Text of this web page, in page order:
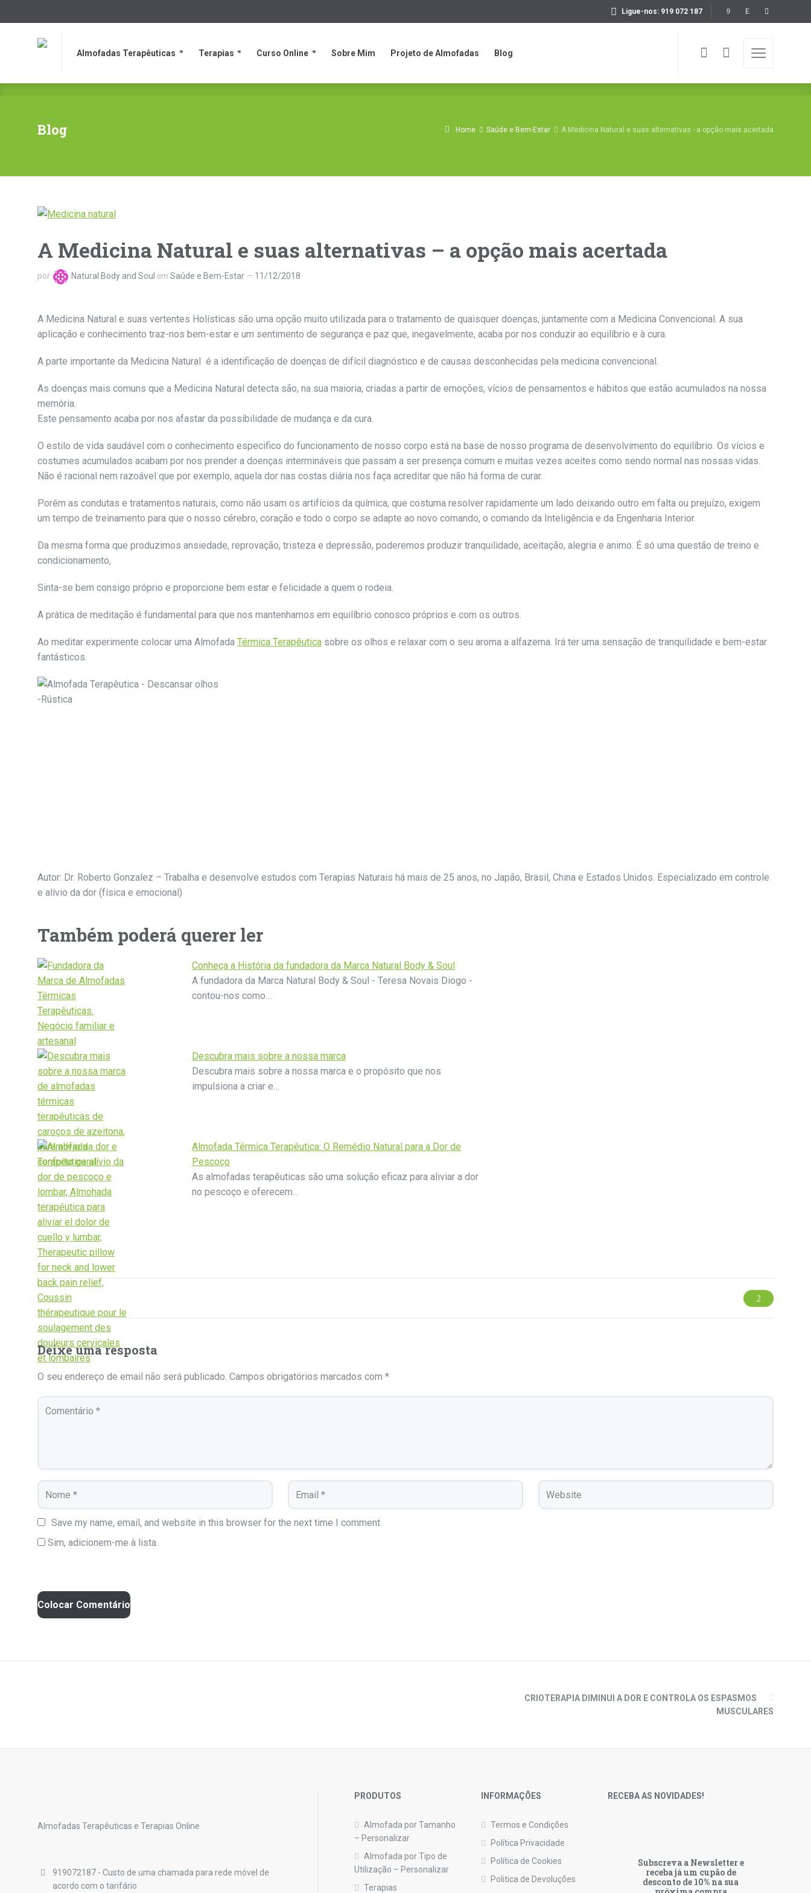
Ligue-nos: 919 072 187
Almofadas Terapêuticas Terapias Curso Online Sobre Mim Projeto de Almofadas Blog
Blog Home Saúde e Bem-Estar A Medicina Natural e suas alternativas - a opção mais acertada
A Medicina Natural e suas alternativas – a opção mais acertada
por Natural Body and Soul em Saúde e Bem-Estar 11/12/2018
A Medicina Natural e suas vertentes Holísticas são uma opção muito utilizada para o tratamento de quaisquer doenças, juntamente com a Medicina Convencional. A sua
aplicação e conhecimento traz-nos bem-estar e um sentimento de segurança e paz que, inegavelmente, acaba por nos conduzir ao equilíbrio e à cura.
A parte importante da Medicina Natural é a identificação de doenças de difícil diagnóstico e de causas desconhecidas pela medicina convencional.
As doenças mais comuns que a Medicina Natural detecta são, na sua maioria, criadas a partir de emoções, vícios de pensamentos e hábitos que estão acumulados na nossa
memória.
Este pensamento acaba por nos afastar da possibilidade de mudança e da cura.
O estilo de vida saudável com o conhecimento especifico do funcionamento de nosso corpo está na base de nosso programa de desenvolvimento do equilíbrio. Os vícios e
costumes acumulados acabam por nos prender a doenças intermináveis que passam a ser presença comum e muitas vezes aceites como sendo normal nas nossas vidas.
Não é racional nem razoável que por exemplo, aquela dor nas costas diária nos faça acreditar que não há forma de curar.
Porém as condutas e tratamentos naturais, como não usam os artifícios da química, que costuma resolver rapidamente um lado deixando outro em falta ou prejuízo, exigem
um tempo de treinamento para que o nosso cérebro, coração e todo o corpo se adapte ao novo comando, o comando da Inteligência e da Engenharia Interior.
Da mesma forma que produzimos ansiedade, reprovação, tristeza e depressão, poderemos produzir tranquilidade, aceitação, alegria e animo. É só uma questão de treino e
condicionamento,
Sinta-se bem consigo próprio e proporcione bem estar e felicidade a quem o rodeia.
A prática de meditação é fundamental para que nos mantenhamos em equilíbrio conosco próprios e com os outros.
Ao meditar experimente colocar uma Almofada Térmica Terapêutica sobre os olhos e relaxar com o seu aroma a alfazema. Irá ter uma sensação de tranquilidade e bem-estar
fantásticos.
Autor: Dr. Roberto Gonzalez – Trabalha e desenvolve estudos com Terapias Naturais há mais de 25 anos, no Japão, Brasil, China e Estados Unidos. Especializado em controle
e alívio da dor (física e emocional)
Também poderá querer ler
Conheça a História da fundadora da Marca Natural Body & Soul
A fundadora da Marca Natural Body & Soul - Teresa Novais Diogo -
contou-nos como…
Descubra mais sobre a nossa marca
Descubra mais sobre a nossa marca e o propósito que nos
impulsiona a criar e…
Almofada Térmica Terapêutica: O Remédio Natural para a Dor de
Pescoço
As almofadas terapêuticas são uma solução eficaz para aliviar a dor
no pescoço e oferecem…
Deixe uma resposta
O seu endereço de email não será publicado. Campos obrigatórios marcados com *
Save my name, email, and website in this browser for the next time I comment.
Sim, adicionem-me à lista.
CRIOTERAPIA DIMINUI A DOR E CONTROLA OS ESPASMOS
MUSCULARES
Almofadas Terapêuticas e Terapias Online
919072187 - Custo de uma chamada para rede móvel de
acordo com o tarifário
PRODUTOS
Almofada por Tamanho
– Personalizar
Almofada por Tipo de
Utilização – Personalizar
Terapias
INFORMAÇÕES
Termos e Condições
Política Privacidade
Política de Cookies
Politica de Devoluções
RECEBA AS NOVIDADES!
Subscreva a Newsletter e
receba já um cupão de
desconto de 10% na sua